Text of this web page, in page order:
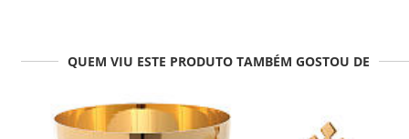
QUEM VIU ESTE PRODUTO TAMBÉM GOSTOU DE